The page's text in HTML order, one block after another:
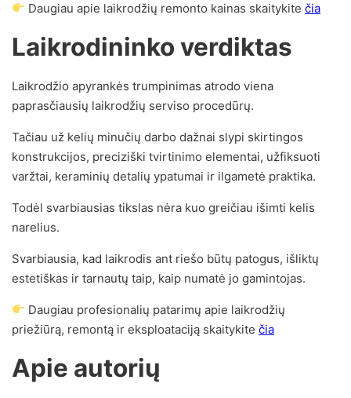
Daugiau apie laikrodžių remonto kainas skaitykitečia
Laikrodininko verdiktas
Laikrodžio apyrankės trumpinimas atrodo viena
paprasčiausių laikrodžių serviso procedūrų.
Tačiau už kelių minučių darbo dažnai slypi skirtingos
konstrukcijos, preciziški tvirtinimo elementai, užfiksuoti
varžtai, keraminių detalių ypatumai ir ilgametė praktika.
Todėl svarbiausias tikslas nėra kuo greičiau išimti kelis
narelius.
Svarbiausia, kad laikrodis ant riešo būtų patogus, išliktų
estetiškas ir tarnautų taip, kaip numatė jo gamintojas.
Daugiau profesionalių patarimų apie laikrodžių
priežiūrą, remontą ir eksploataciją skaitykite čia
Apie autorių